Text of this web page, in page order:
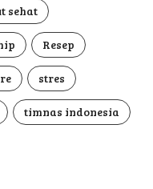
sehat
Resep
stres
timnas indonesia